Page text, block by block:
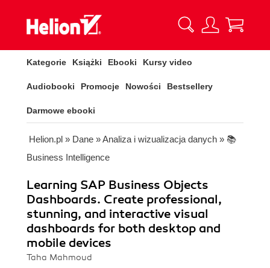
Kategorie Książki Ebooki Kursy video
Audiobooki Promocje Nowości Bestsellery
Darmowe ebooki
Helion.pl » Dane »Analiza i wizualizacja danych » 📚
Business Intelligence
Learning SAP Business Objects
Dashboards. Create professional,
stunning, and interactive visual
dashboards for both desktop and
mobile devices
Taha Mahmoud